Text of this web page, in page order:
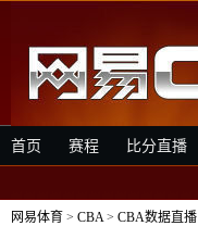
首页 赛程 比分直播
网易体育 > CBA> CBA数据直播